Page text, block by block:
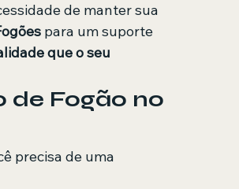
de manter sua
para um suporte
que o seu
de Fogão no
precisa de uma